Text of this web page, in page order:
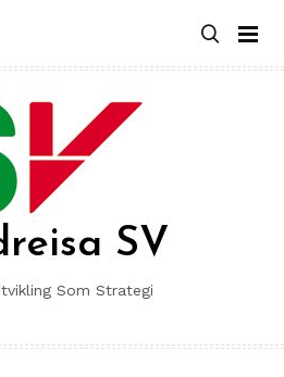
SV
Som Strategi